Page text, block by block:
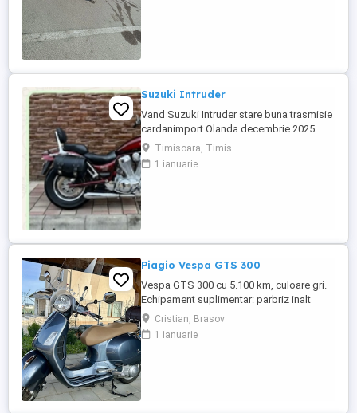
Suzuki Intruder
Vand Suzuki Intruder stare buna trasmisie
cardanimport Olanda decembrie 2025
inmatriculat RO IN FEBRUARIE Nu raspund
la mesaje.Schimb cu ATV plus sau minus
diferenta
Timisoara, Timis
1 ianuarie
Piagio Vespa GTS 300
Vespa GTS 300 cu 5.100 km, culoare gri.
Echipament suplimentar: parbriz inalt
Faco (montat 2026), geanta portbagaj
Classic; prelungitor scarite pasager;
suspensie fata Bitubo si frane fata spate
Cristian, Brasov
1 ianuarie